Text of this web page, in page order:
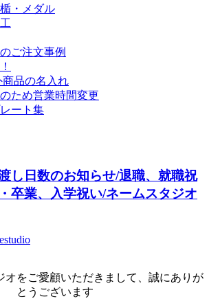
・メダル
ご注文事例
品の名入れ
ため営業時間変更
ート集
し日数のお知らせ/退職、就職祝
卒業、入学祝い/ネームスタジオ
オをご愛顧いただきまして、誠にありが
とうございます